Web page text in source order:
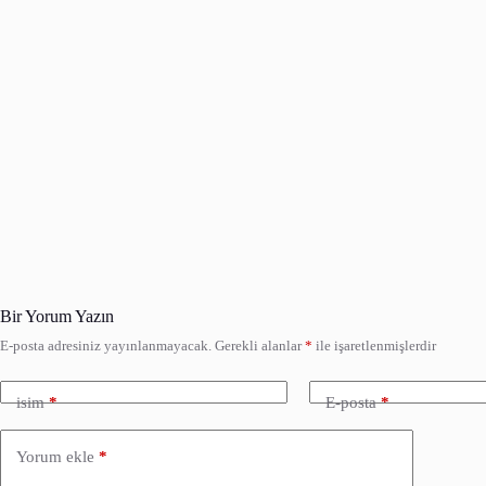
Bir Yorum Yazın
E-posta adresiniz yayınlanmayacak. Gerekli alanlar* ile işaretlenmişlerdir
isim* E-posta*
Yorum ekle *